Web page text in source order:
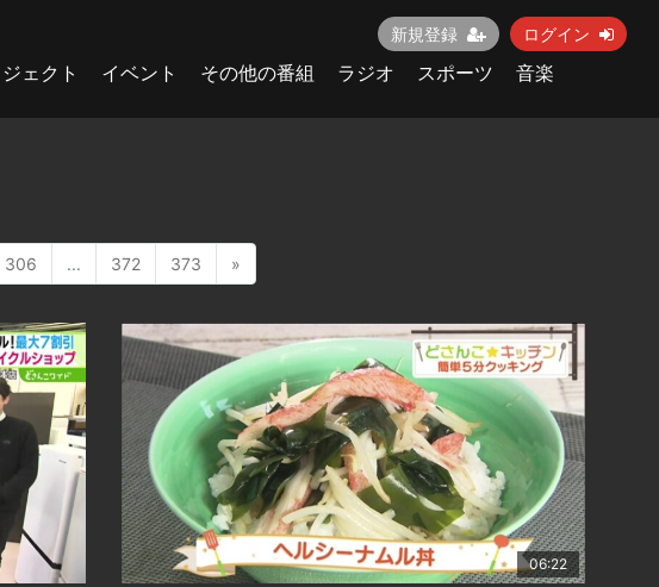
新規登録 ログイン
ェクト イベント その他の番組 ラジオ スポーツ
音楽
306 ... 372 373 »
06:22